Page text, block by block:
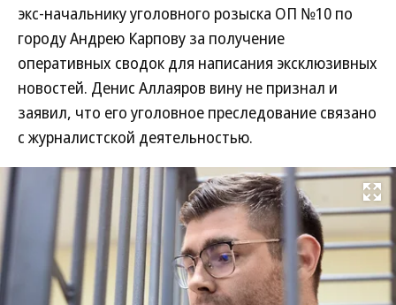
экс-начальнику уголовного розыска ОП №10 по
городу Андрею Карпову за получение
оперативных сводок для написания эксклюзивных
новостей. Денис Аллаяров вину не признал и
заявил, что его уголовное преследование связано
с журналистской деятельностью.
Развернуть